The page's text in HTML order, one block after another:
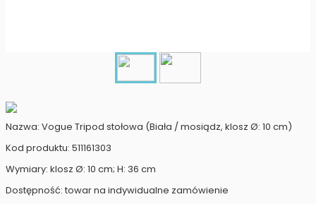
Nazwa: Vogue Tripod stołowa (Biała / mosiądz, klosz Ø: 10 cm)
Kod produktu: 511161303
Wymiary: klosz Ø: 10 cm; H: 36 cm
Dostępność: towar na indywidualne zamówienie